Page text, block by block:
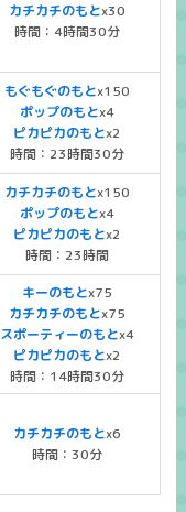
カチカチのもとx30
時間：4時間30分
もぐもぐのもとx150
ポップのもとx4
ピカピカのもとx2
時間：23時間30分
カチカチのもとx150
ポップのもとx4
ピカピカのもとx2
時間：23時間
キーのもとx75
カチカチのもとx75
スポーティーのもとx4
ピカピカのもとx2
時間：14時間30分
カチカチのもとx6
時間：30分